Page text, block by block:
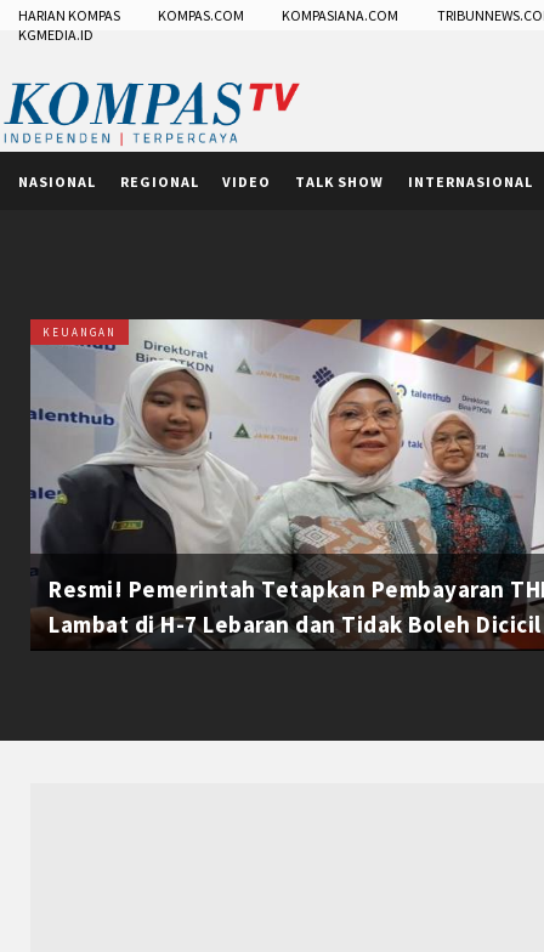
HARIAN KOMPAS KOMPAS.COM KOMPASIANA.COM
KGMEDIA.ID
NASIONAL REGIONAL VIDEO TALK SHOW INTERNASIONAL
KEUANGAN
Resmi! Pemerintah Tetapkan Pembayaran
Lambat di H-7 Lebaran dan Tidak Boleh Dicicil